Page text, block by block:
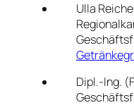
Ulla
Dipl.-Ing.